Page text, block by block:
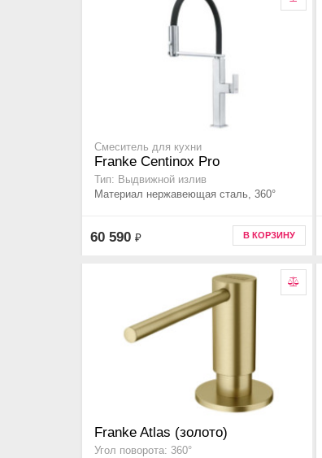
Смеситель для кухни
Franke Centinox Pro
Тип: Выдвижной излив
Материал нержавеющая сталь, 360°
60 590 ₽ В КОРЗИНУ
Franke Atlas (золото)
Угол поворота: 360°